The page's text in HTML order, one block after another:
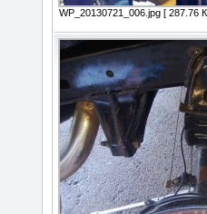
WP_20130721_006.jpg [ 287.76